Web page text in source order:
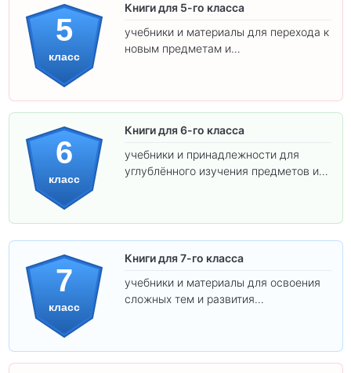
5
класс
Книги для 5-го класса
учебники и материалы для перехода к
новым предметам и
6
класс
Книги для 6-го класса
учебники и принадлежности для
углублённого изучения предметов и
7
класс
Книги для 7-го класса
учебники и материалы для освоения
сложных тем и развития